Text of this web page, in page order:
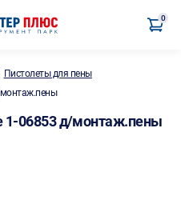
0
Пистолеты для пены
монтаж.пены
1-06853 д/монтаж.пены